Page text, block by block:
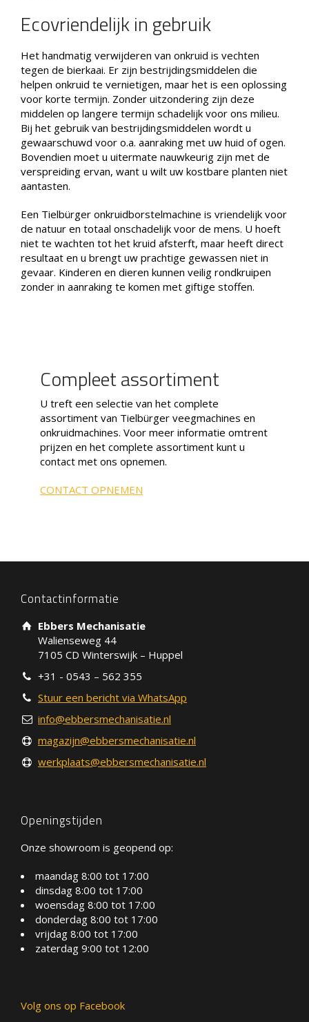
Ecovriendelijk in gebruik
Het handmatig verwijderen van onkruid is vechten
tegen de bierkaai. Er zijn bestrijdingsmiddelen die
helpen onkruid te vernietigen, maar het is een oplossing
voor korte termijn. Zonder uitzondering zijn deze
middelen op langere termijn schadelijk voor ons milieu.
Bij het gebruik van bestrijdingsmiddelen wordt u
gewaarschuwd voor o.a. aanraking met uw huid of ogen.
Bovendien moet u uitermate nauwkeurig zijn met de
verspreiding ervan, want u wilt uw kostbare planten niet
aantasten.
Een Tielbürger onkruidborstelmachine is vriendelijk voor
de natuur en totaal onschadelijk voor de mens. U hoeft
niet te wachten tot het kruid afsterft, maar heeft direct
resultaat en u brengt uw prachtige gewassen niet in
gevaar. Kinderen en dieren kunnen veilig rondkruipen
zonder in aanraking te komen met giftige stoffen.
Compleet assortiment
U treft een selectie van het complete
assortiment van Tielbürger veegmachines en
onkruidmachines. Voor meer informatie omtrent
prijzen en het complete assortiment kunt u
contact met ons opnemen.
CONTACT OPNEMEN
Contactinformatie
Ebbers Mechanisatie
Walienseweg 44
7105 CD Winterswijk – Huppel
+31 - 0543 – 562 355
Stuur een bericht via WhatsApp
info@ebbersmechanisatie.nl
magazijn@ebbersmechanisatie.nl
werkplaats@ebbersmechanisatie.nl
Openingstijden
Onze showroom is geopend op:
maandag 8:00 tot 17:00
dinsdag 8:00 tot 17:00
woensdag 8:00 tot 17:00
donderdag 8:00 tot 17:00
vrijdag 8:00 tot 17:00
zaterdag 9:00 tot 12:00
Volg ons op Facebook